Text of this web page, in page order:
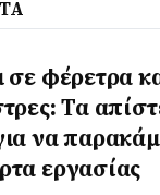
σε φέρετρα
Τα
να
εργασίας